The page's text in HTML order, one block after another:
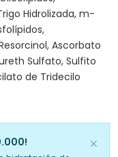
Hidrolizada, m-
Ascorbato
Sulfato, Sulfito
de Tridecilo